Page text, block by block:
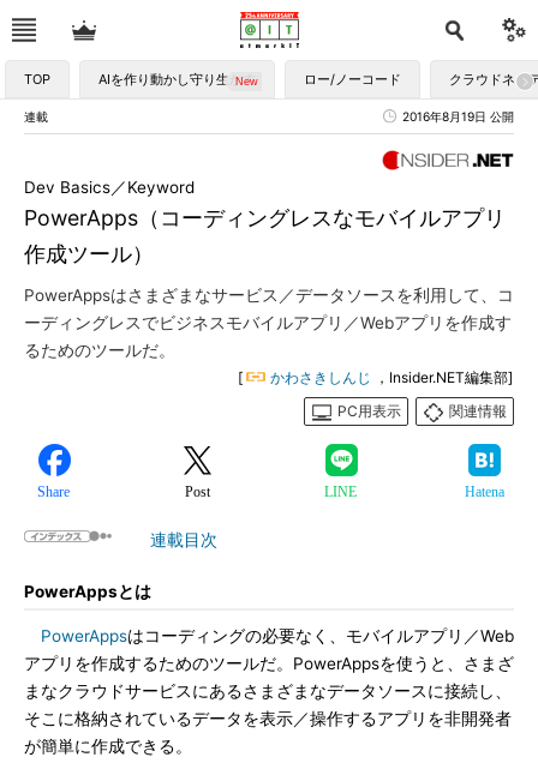
TOP AIを作り動かし守り生かす ロー/ノーコード クラウドネイ
連載 2016年8月19日 公開
PowerApps（コーディングレスなモバイルアプリ
作成ツール）
Dev Basics／Keyword
PowerAppsはさまざまなサービス／データソースを利用して、コ
ーディングレスでビジネスモバイルアプリ／Webアプリを作成す
るためのツールだ。
[ かわさきしんじ
，Insider.NET編集部]
PC用表示
関連情報
Share Post LINE Hatena
連載目次
PowerAppsとは
PowerAppsはコーディングの必要なく、モバイルアプリ／Web
アプリを作成するためのツールだ。PowerAppsを使うと、さまざ
まなクラウドサービスにあるさまざまなデータソースに接続し、
そこに格納されているデータを表示／操作するアプリを非開発者
が簡単に作成できる。